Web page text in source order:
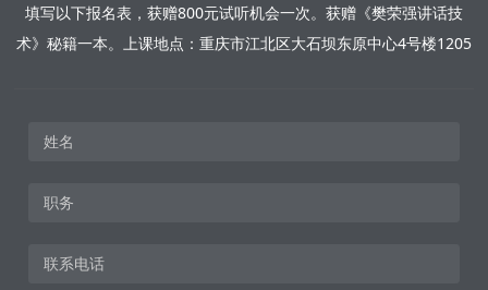
填写以下报名表，获赠800元试听机会一次。获赠《樊荣强讲话技
术》秘籍一本。上课地点：重庆市江北区大石坝东原中心4号楼1205